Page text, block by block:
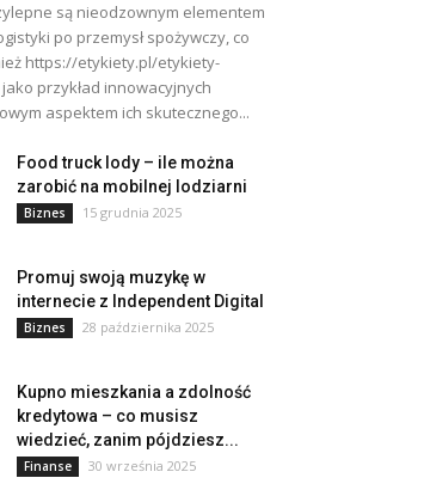
są nieodzownym elementem
po przemysł spożywczy, co
https://etykiety.pl/etykiety-
przykład innowacyjnych
aspektem ich skutecznego...
Food truck lody – ile można
zarobić na mobilnej lodziarni
Biznes 15 grudnia 2025
Promuj swoją muzykę w
internecie z Independent Digital
Biznes 28 października 2025
Kupno mieszkania a zdolność
kredytowa – co musisz
wiedzieć, zanim pójdziesz...
Finanse 30 września 2025